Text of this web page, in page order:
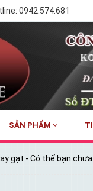
0942.574.681
SẢN PHẨM
gạt - Có thể bạn